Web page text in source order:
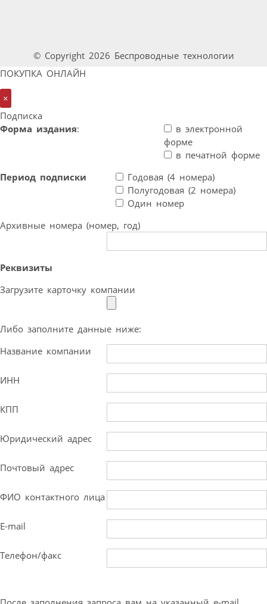
© Copyright 2026 Беспроводные технологии
ПОКУПКА ОНЛАЙН
×
Подписка
Форма издания:
в электронной
форме
в печатной форме
Период подписки
Годовая (4 номера)
Полугодовая (2 номера)
Один номер
Архивные номера (номер, год)
Реквизиты
Загрузите карточку компании
Либо заполните данные ниже:
Название компании
ИНН
КПП
Юридический адрес
Почтовый адрес
ФИО контактного лица
E-mail
Телефон/факс